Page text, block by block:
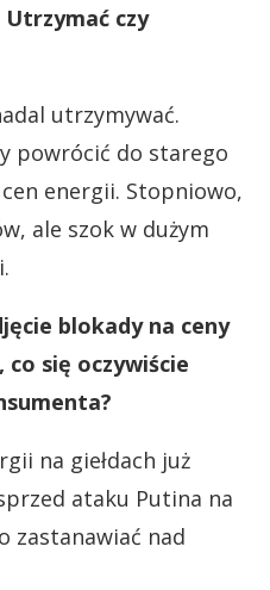
Utrzymać czy
utrzymywać.
powrócić do starego
energii. Stopniowo,
ale szok w dużym
blokady na ceny
się oczywiście
na giełdach już
ataku Putina na
zastanawiać nad